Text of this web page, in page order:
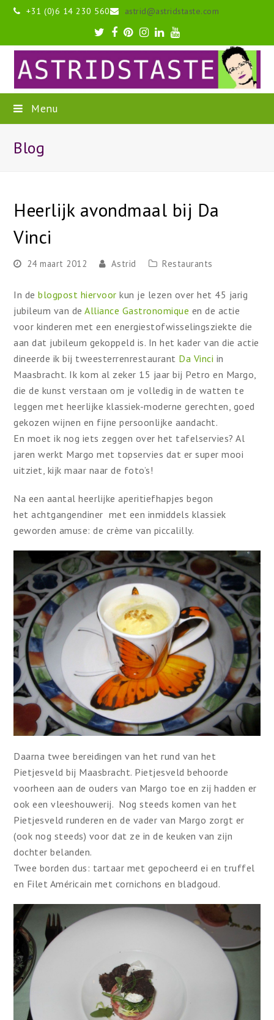
+31 (0)6 14 230 560 astrid@astridstaste.com
Twitter
Facebook
Pinterest
Instagram
LinkedIn
Youtube
Menu
Blog
Heerlijk avondmaal bij Da
Vinci
24 maart 2012 Astrid Restaurants
In deblogpost hiervoorkun je lezen over het 45 jarig
jubileum van deAlliance Gastronomique en de actie
voor kinderen met een energiestofwisselingsziekte die
aan dat jubileum gekoppeld is. In het kader van die actie
dineerde ik bij tweesterrenrestaurant Da Vinci in
Maasbracht. Ik kom al zeker 15 jaar bij Petro en Margo,
die de kunst verstaan om je volledig in de watten te
leggen met heerlijke klassiek-moderne gerechten, goed
gekozen wijnen en fijne persoonlijke aandacht.
En moet ik nog iets zeggen over het tafelservies? Al
jaren werkt Margo met topservies dat er super mooi
uitziet, kijk maar naar de foto’s!
Na een aantal heerlijke aperitiefhapjes begon
het achtgangendiner met een inmiddels klassiek
geworden amuse: de crème van piccalilly.
Daarna twee bereidingen van het rund van het
Pietjesveld bij Maasbracht. Pietjesveld behoorde
voorheen aan de ouders van Margo toe en zij hadden er
ook een vleeshouwerij. Nog steeds komen van het
Pietjesveld runderen en de vader van Margo zorgt er
(ook nog steeds) voor dat ze in de keuken van zijn
dochter belanden.
Twee borden dus: tartaar met gepocheerd ei en truffel
en Filet Américain met cornichons en bladgoud.